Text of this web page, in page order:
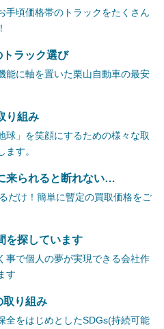
手頃価格帯のトラックをたくさん
ラック選び
能に軸を置いた栗山自動車の最安
り組み
球」を笑顔にするための様々な取
ます。
来られると断れない…
だけ！簡単に暫定の買取価格をご
を探しています
事で個人の夢が実現できる会社作
す
取り組み
全をはじめとしたSDGs(持続可能